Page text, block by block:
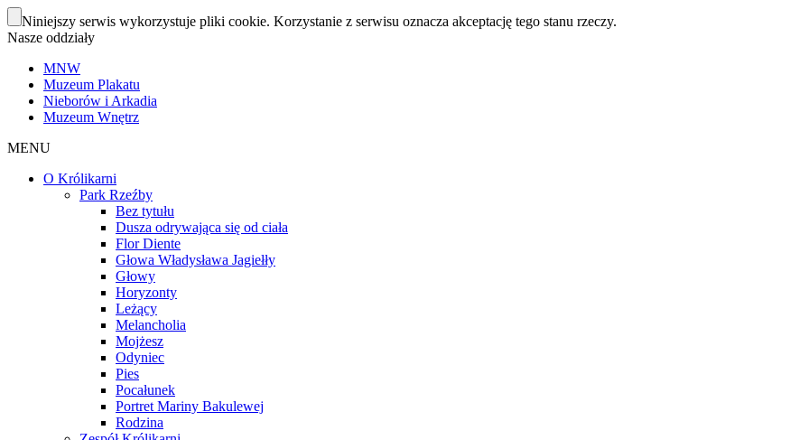
Niniejszy serwis wykorzystuje pliki cookie. Korzystanie z serwisu oznacza akceptację tego stanu rzeczy.
Nasze oddziały
MNW
Muzeum Plakatu
Nieborów i Arkadia
Muzeum Wnętrz
MENU
O Królikarni
Park Rzeźby
Bez tytułu
Dusza odrywająca się od ciała
Flor Diente
Głowa Władysława Jagiełły
Głowy
Horyzonty
Leżący
Melancholia
Mojżesz
Odyniec
Pies
Pocałunek
Portret Mariny Bakulewej
Rodzina